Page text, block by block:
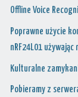
Offline Voice
Poprawne użycie
nRF24L01
Kulturalne
Pobieramy z